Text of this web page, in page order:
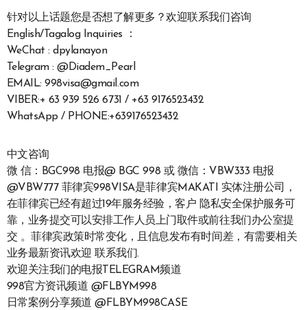
针对以上话题您是否想了解更多？欢迎联系我们咨询
English/Tagalog Inquiries ：
WeChat : dpylanayon
Telegram : @Diadem_Pearl
EMAIL: 998visa@gmail.com
VIBER:+ 63 939 526 6731 / +63 9176523432
WhatsApp / PHONE:+639176523432
中文咨询
微 信：BGC998 电报@ BGC 998 或 微信：VBW333 电报
@VBW777 菲律宾998VISA是菲律宾MAKATI 实体注册公司，
在菲律宾已经有超过19年服务经验，客户 隐私安全保护服务可
靠，业务提交可以安排工作人员上门取件或前往我们办公室提
交 。菲律宾政策时常变化，且信息发布有时间差，有需要相关
业务最新资讯欢迎 联系我们.
欢迎关注我们的电报TELEGRAM频道
998官方资讯频道 @FLBYM998
日常案例分享频道 @FLBYM998CASE